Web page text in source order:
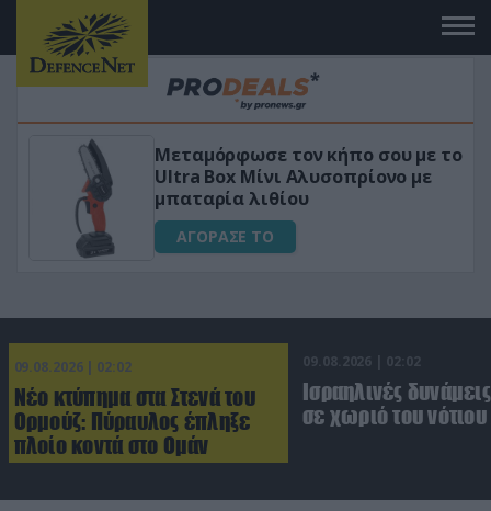
κήπο σου με το
με
«Μαγική» φόρμουλα
για αύξηση της
09.08.2026 | 02:02
Νέο κτύπημα στα Στενά του
Ορμούζ: Πύραυλος έπληξε
πλοίο κοντά στο Ομάν
09.08.2026 | 02:02
Ισραηλινές
σε χωριό του